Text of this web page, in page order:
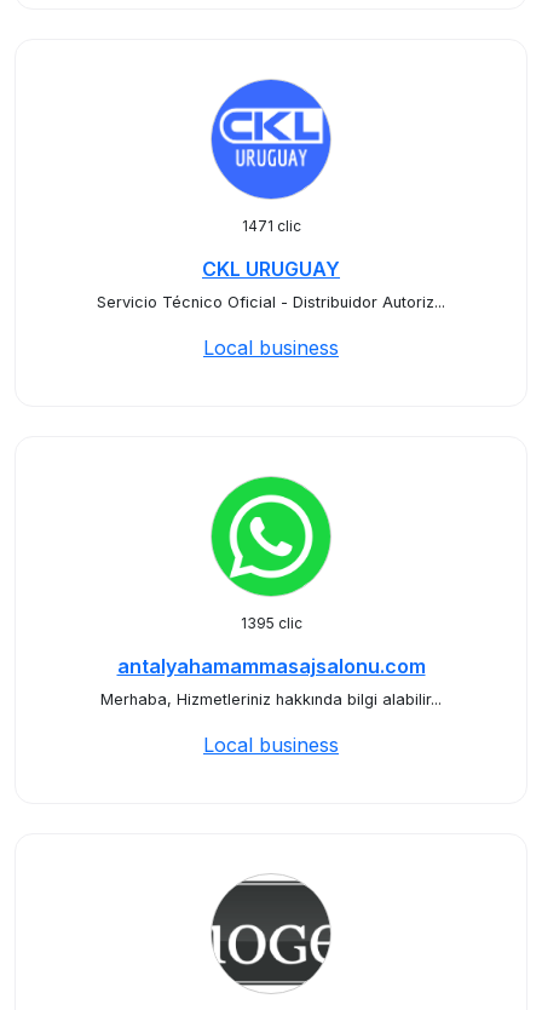
1471 clic
CKL URUGUAY
Servicio Técnico Oficial - Distribuidor Autoriz...
Local business
1395 clic
antalyahamammasajsalonu.com
Merhaba, Hizmetleriniz hakkında bilgi alabilir...
Local business